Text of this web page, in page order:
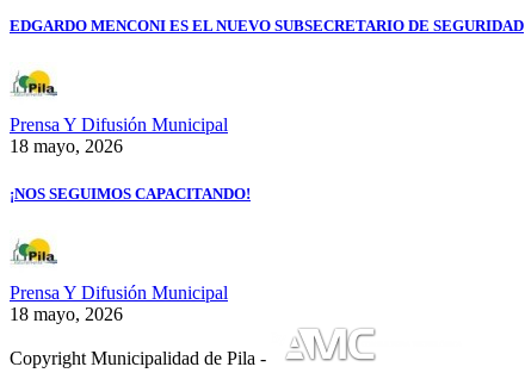
EDGARDO MENCONI ES EL NUEVO SUBSECRETARIO DE SEGURIDAD
Prensa Y Difusión Municipal
18 mayo, 2026
¡NOS SEGUIMOS CAPACITANDO!
Prensa Y Difusión Municipal
18 mayo, 2026
Copyright Municipalidad de Pila -